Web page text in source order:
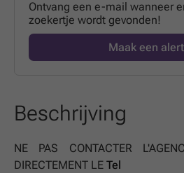
Ontvang een e-mail wanneer
zoekertje wordt gevonden!
Maak een
Beschrijving
NE PAS CONTACTER
DIRECTEMENT LE Tel